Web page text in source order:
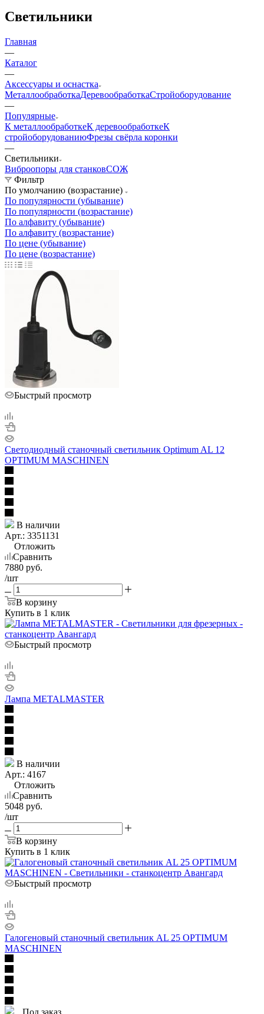
Светильники
Главная
—
Каталог
—
Аксeccyapы и оснастка
МеталлообработкаДеревообработкаСтройоборудование
—
Популярные
К металлообработкеК деревообработкеК
стройоборудованиюФрезы свёрла коронки
—
Светильники
Виброопоры для станковСОЖ
Фильтр
По умолчанию (возрастание)
По популярности (убывание)
По популярности (возрастание)
По алфавиту (убывание)
По алфавиту (возрастание)
По цене (убывание)
По цене (возрастание)
Быстрый просмотр
Светодиодный станочный светильник Optimum AL 12
OPTIMUM MASCHINEN
В наличии
Арт.: 3351131
Отложить
Сравнить
7880 руб.
/шт
В корзину
Купить в 1 клик
Быстрый просмотр
Лампа METALMASTER
В наличии
Арт.: 4167
Отложить
Сравнить
5048 руб.
/шт
В корзину
Купить в 1 клик
Быстрый просмотр
Галогеновый станочный светильник AL 25 OPTIMUM
MASCHINEN
Под заказ